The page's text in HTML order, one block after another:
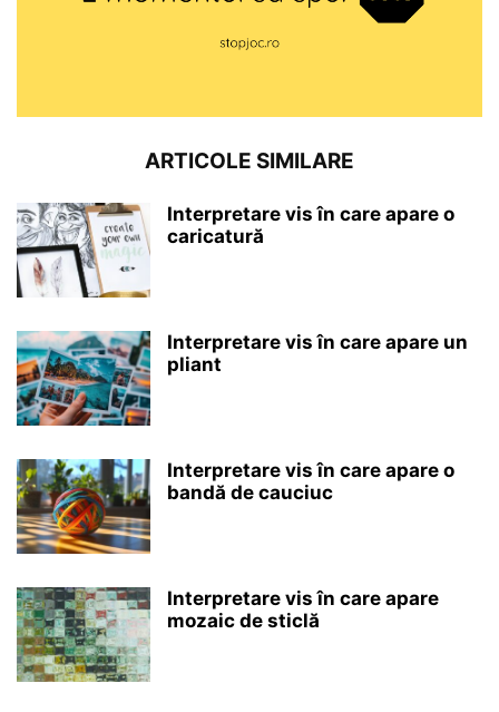
ARTICOLE SIMILARE
Interpretare vis în care apare o
caricatură
Interpretare vis în care apare un
pliant
Interpretare vis în care apare o
bandă de cauciuc
Interpretare vis în care apare
mozaic de sticlă